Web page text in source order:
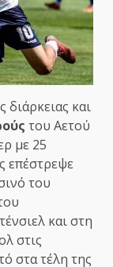
και
του Αετού
με 25
επέστρεψε
του
και στη
στις
στα τέλη της